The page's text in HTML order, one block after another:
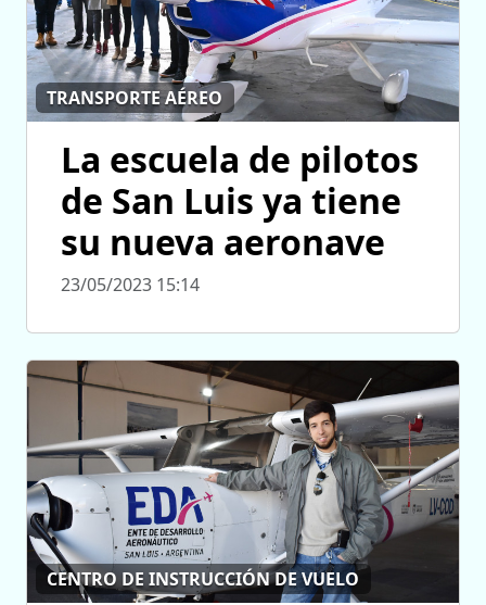
TRANSPORTE AÉREO
La escuela de pilotos
de San Luis ya tiene
su nueva aeronave
23/05/2023 15:14
CENTRO DE INSTRUCCIÓN DE VUELO